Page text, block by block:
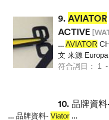
9. AVIATOR
ACTIVE
...AVIATOR
文 来源
符合詞目： 1
10. 品牌資
... 品牌資料- Viator ...